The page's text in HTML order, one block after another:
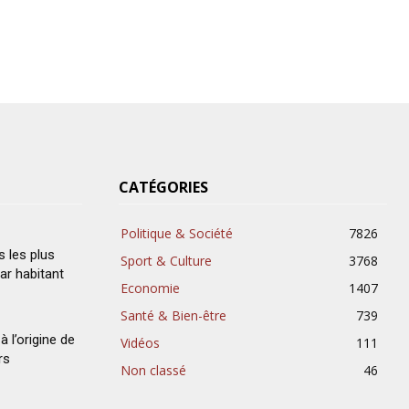
les plus
habitant
l’origine de
CATÉGORIES
Politique & Société
7826
Sport & Culture
3768
Economie
1407
Santé & Bien-être
739
Vidéos
111
Non classé
46